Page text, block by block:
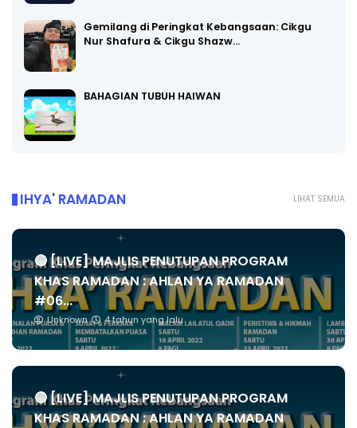
Gemilang di Peringkat Kebangsaan: Cikgu
Nur Shafura & Cikgu Shazw…
BAHAGIAN TUBUH HAIWAN
LIHAT SEMUA
IHYA' RAMADAN
🔴 [LIVE] MAJLIS PENUTUPAN PROGRAM
KHAS RAMADAN : AHLAN YA RAMADAN
#06...
Unknown 4 tahun yang lalu
🔴 [LIVE] MAJLIS PENUTUPAN PROGRAM
KHAS RAMADAN : AHLAN YA RAMADAN